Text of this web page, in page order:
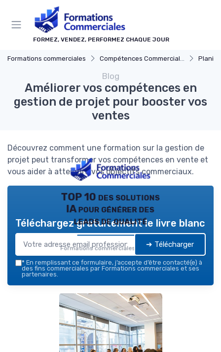
FORMEZ, VENDEZ, PERFORMEZ CHAQUE JOUR
Formations commerciales Compétences Commerciales Clés
Blog
Améliorer vos compétences en
gestion de projet pour booster vos
ventes
Découvrez comment une formation sur la gestion de
projet peut transformer vos compétences en vente et
vous aider à atteindre vos objectifs commerciaux.
TOP 10 des solutions
IA pour générer des
leads de qualité
Formations commerciales — 2026
Téléchargez gratuitement le livre blanc
➔ Télécharger
* En remplissant ce formulaire, j’accepte d’être contacté(e) à
des fins commerciales par Formations commerciales et ses
partenaires.
Panneau de gestion des cookies